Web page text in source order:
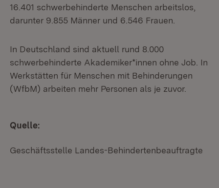
16.401 schwerbehinderte Menschen arbeitslos,
darunter 9.855 Männer und 6.546 Frauen.
In Deutschland sind aktuell rund 8.000
schwerbehinderte Akademiker*innen ohne Job. In
Werkstätten für Menschen mit Behinderungen
(WfbM) arbeiten mehr Personen als je zuvor.
Quelle:
Geschäftsstelle Landes-Behindertenbeauftragte